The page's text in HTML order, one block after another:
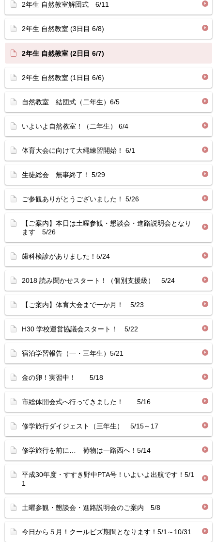
2年生 自然教室解団式 6/11
2年生 自然教室 (3日目 6/8)
2年生 自然教室 (2日目 6/7)
2年生 自然教室 (1日目 6/6)
自然教室 結団式（二年生）6/5
いよいよ自然教室！（二年生） 6/4
体育大会に向けて大縄練習開始！ 6/1
生徒総会 無事終了！ 5/29
ご参観ありがとうございました！ 5/26
【ご案内】本日は土曜参観・懇談会・進路説明会となり
ます 5/26
歯科検診がありました！5/24
2018 読み聞かせスタート！（個別支援級） 5/24
【ご案内】体育大会まで一か月！ 5/23
H30 学校運営協議会スタート！ 5/22
宿泊学習報告（一・三年生）5/21
金の卵！実習中！ 5/18
市総体開会式へ行ってきました！ 5/16
修学旅行ダイジェスト（三年生） 5/15～17
修学旅行を前に… 荷物は一路西へ！5/14
平成30年度・すすき野中PTA号！いよいよ出航です！5/1
1
土曜参観・懇談会・進路説明会のご案内 5/8
今日から５月！クールビズ期間となります！5/1～10/31